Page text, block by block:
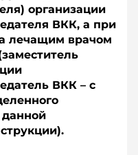
организации
ВКК, а при
лечащим врачом
ВКК – с
данной